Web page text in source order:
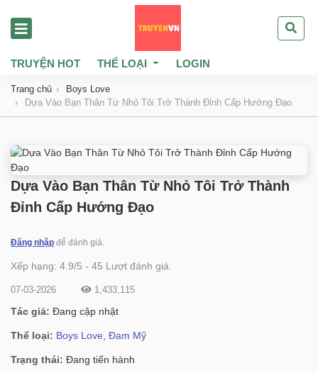
TRUYỆN HOT THỂ LOẠI LOGIN
Trang chủ
Boys Love
Dựa Vào Bạn Thân Từ Nhỏ Tôi Trở Thành Đỉnh Cấp Hướng Đạo
Dựa Vào Bạn Thân Từ Nhỏ Tôi Trở Thành
Đỉnh Cấp Hướng Đạo
Đăng nhập để đánh giá.
Xếp hạng: 4.9/5 - 45 Lượt đánh giá.
07-03-2026 1,433,115
Tác giả: Đang cập nhật
Thể loại: Boys Love Đam Mỹ
Trạng thái: Đang tiến hành